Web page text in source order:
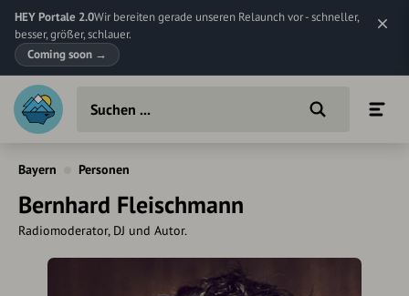
HEY Portale 2.0Wir bereiten gerade unseren Relaunch vor - schneller,
besser, größer, schlauer.
Coming soon →
Bayern Personen
Bernhard Fleischmann
Radiomoderator, DJ und Autor.